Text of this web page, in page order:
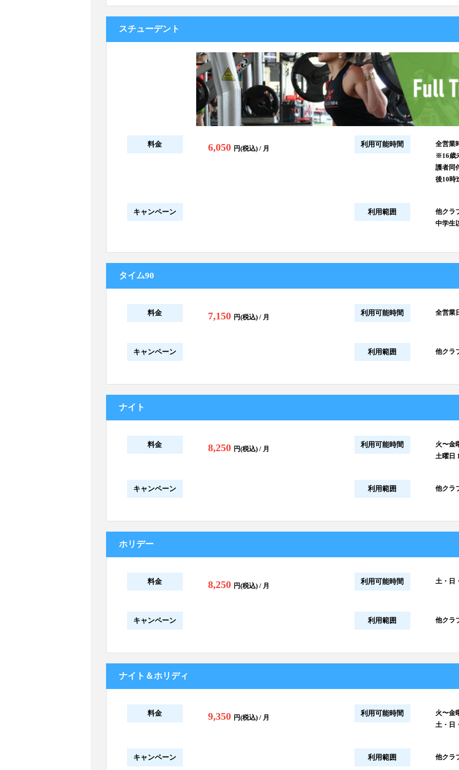
スチューデント
料金 6,050 円(税込) / 月
利用可能時間
全営業
※16歳
護者同
後10時
キャンペーン 利用範囲
他クラ
中学生
タイム90
料金 7,150 円(税込) / 月
利用可能時間 全営業
キャンペーン 利用範囲 他クラ
ナイト
料金 8,250 円(税込) / 月
利用可能時間
火〜金
土曜日
キャンペーン 利用範囲 他クラ
ホリデー
料金 8,250 円(税込) / 月
利用可能時間 土・日
キャンペーン 利用範囲 他クラ
ナイト＆ホリディ
料金 9,350 円(税込) / 月
利用可能時間
火〜金
土・日
キャンペーン 利用範囲 他クラ